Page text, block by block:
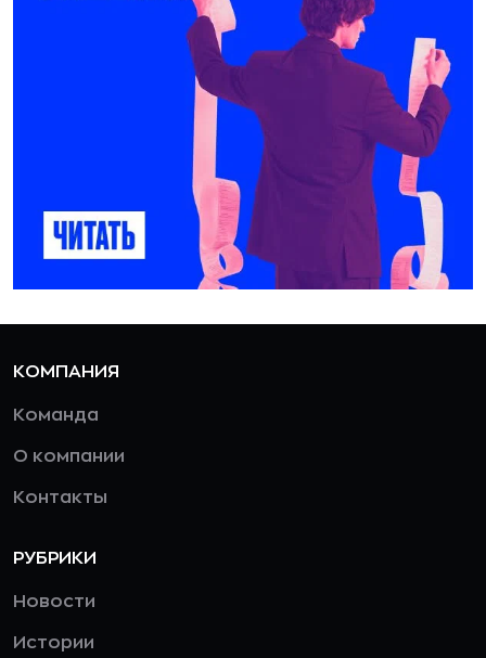
КОМПАНИЯ
Команда
О компании
Контакты
РУБРИКИ
Новости
Истории